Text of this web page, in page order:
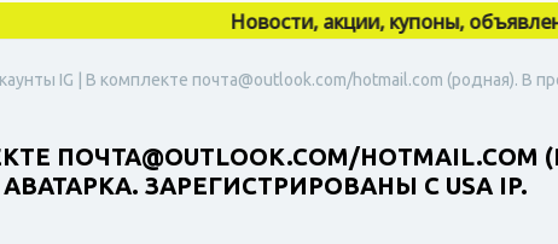
Новости, акции, купоны,
IG | В комплекте почта@outlook.com/hotmail.com (родная). В
ПОЧТА@OUTLOOK.COM/
ЗАРЕГИСТРИРОВАНЫ С USA IP.